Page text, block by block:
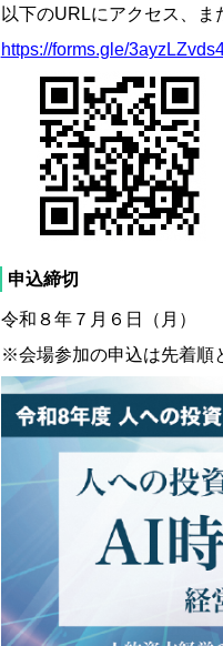
以下のURLにアクセス、ま
https://forms.gle/
申込締切
令和８年７月６日（月）
※会場参加の申込は先着順